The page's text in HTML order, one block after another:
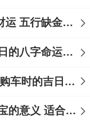
五行缺金的人是不是没有财运 五行缺金的人命运好不好
己卯日生人八字富贵 己卯日的八字命运如何
2025年买车提车吉日分析 购车时的吉日与禁忌
2024年农历12月吉日对宝宝的意义 适合龙年宝宝出生的日子有哪些